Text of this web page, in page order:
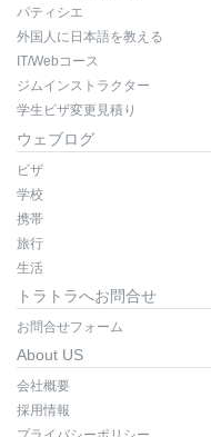
パティシエ
外国人に日本語を教える
IT/Webコース
ジムインストラクター
学生ビザ変更見積り
ウェブログ
ビザ
学校
携帯
旅行
生活
トラトラへお問合せ
お問合せフォーム
About US
会社概要
採用情報